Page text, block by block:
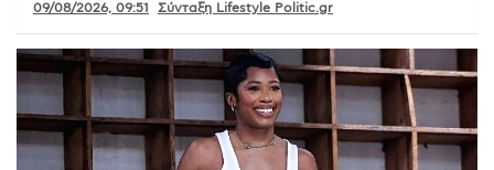
09/08/2026, 09:51 Σύνταξη Lifestyle Politic.gr